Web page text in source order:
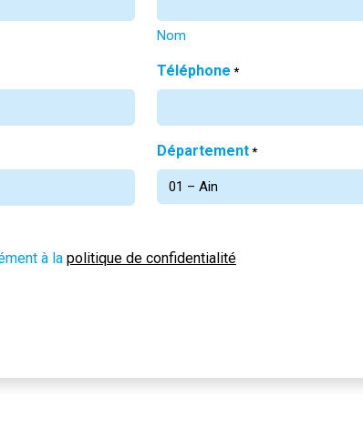
Nom
Téléphone *
Département *
à la politique de confidentialité